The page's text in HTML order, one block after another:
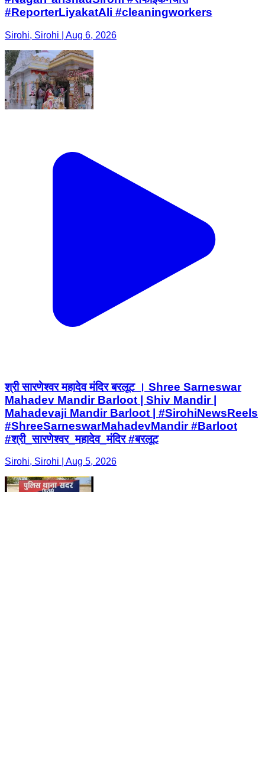
#ReporterLiyakatAli #cleaningworkers
Sirohi, Sirohi | Aug 6, 2026
श्री सारणेश्वर महादेव मंदिर बरलूट । Shree Sarneswar
Mahadev Mandir Barloot | Shiv Mandir |
Mahadevaji Mandir Barloot | #SirohiNewsReels
#ShreeSarneswarMahadevMandir #Barloot
#श्री_सारणेश्वर_महादेव_मंदिर #बरलूट
Sirohi, Sirohi | Aug 5, 2026